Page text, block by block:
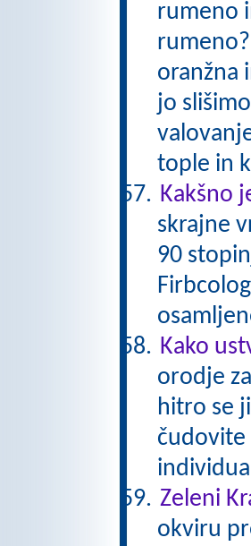
rumeno
oranžna
jo
tople in
Kakšno
skrajne
90
Kako
orodje
hitro se
čudovite
Zeleni
okviru